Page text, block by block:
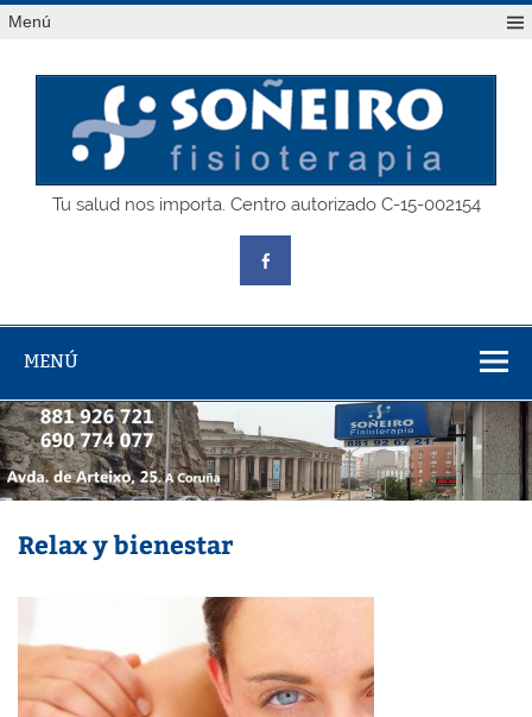
Saltar
alMenú
SOÑEIRO
Tu salud nos importa. Centro autorizado C-15-002154
MENÚ
Relax y bienestar